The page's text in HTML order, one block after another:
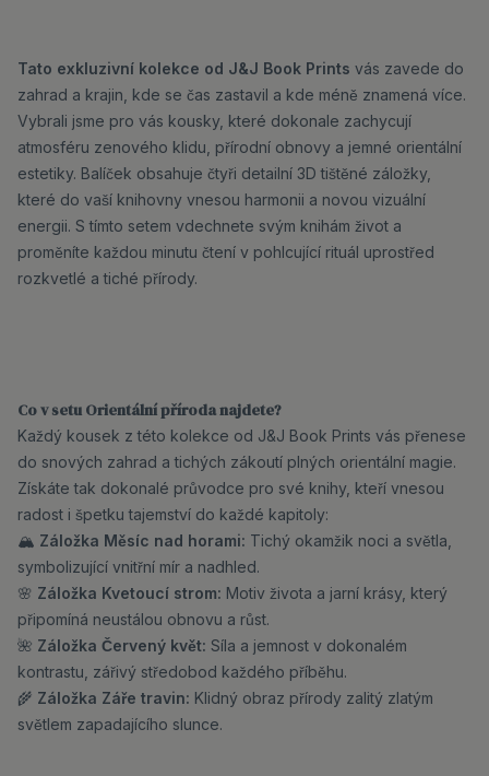
Tato exkluzivní kolekce od J&J Book Prints vás zavede do
zahrad a krajin, kde se čas zastavil a kde méně znamená více.
Vybrali jsme pro vás kousky, které dokonale zachycují
atmosféru zenového klidu, přírodní obnovy a jemné orientální
estetiky. Balíček obsahuje čtyři detailní 3D tištěné záložky,
které do vaší knihovny vnesou harmonii a novou vizuální
energii. S tímto setem vdechnete svým knihám život a
proměníte každou minutu čtení v pohlcující rituál uprostřed
rozkvetlé a tiché přírody.
Co v setu Orientální příroda najdete?
Každý kousek z této kolekce od J&J Book Prints vás přenese
do snových zahrad a tichých zákoutí plných orientální magie.
Získáte tak dokonalé průvodce pro své knihy, kteří vnesou
radost i špetku tajemství do každé kapitoly:
🏔️ Záložka Měsíc nad horami: Tichý okamžik noci a světla,
symbolizující vnitřní mír a nadhled.
🌸 Záložka Kvetoucí strom: Motiv života a jarní krásy, který
připomíná neustálou obnovu a růst.
🌺 Záložka Červený květ: Síla a jemnost v dokonalém
kontrastu, zářivý středobod každého příběhu.
🌾 Záložka Záře travin: Klidný obraz přírody zalitý zlatým
světlem zapadajícího slunce.